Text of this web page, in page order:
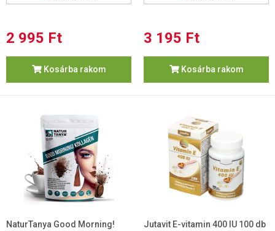
2 995 Ft
Kosárba rakom
3 195 Ft
Kosárba rakom
NaturTanya Good Morning!
Jutavit E-vitamin 400 IU 100 db